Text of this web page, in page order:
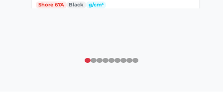
Shore 67A Black
g/cm³
Wasserfangleisten / Wasserabweiser